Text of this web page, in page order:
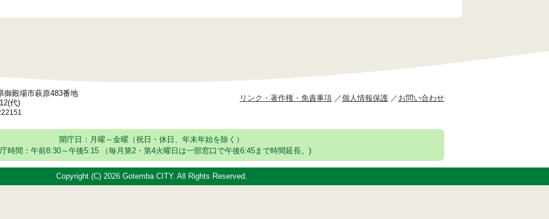
御殿場市萩原483番地
代)
リンク・著作権・免責事項 個人情報保護 お問い合わせ
開庁日：月曜～金曜（祝日・休日、年末年始を除く）
時間：午前8:30～午後5:15（毎月第2・第4火曜日は一部窓口で午後6:45まで時間延長。)
Copyright (C) 2026 Gotemba CITY. All Rights Reserved.